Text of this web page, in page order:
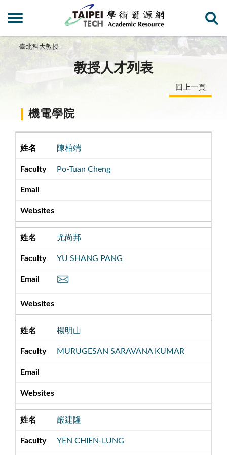
臺北科大教授
教授人才列表
回上一頁
機電學院
陳柏端
Po-Tuan Cheng
尤尚邦
YU SHANG PANG
楊明山
MURUGESAN SARAVANA KUMAR
嚴建隆
YEN CHIEN-LUNG